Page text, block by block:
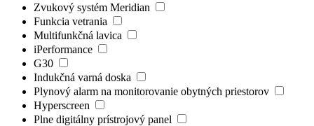
Zvukový systém Meridian
Funkcia vetrania
Multifunkčná lavica
iPerformance
G30
Indukčná varná doska
Plynový alarm na monitorovanie obytných priestorov
Hyperscreen
Plne digitálny prístrojový panel